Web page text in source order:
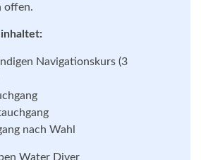
offen.
Navigationskurs (3
nach Wahl
Water Diver